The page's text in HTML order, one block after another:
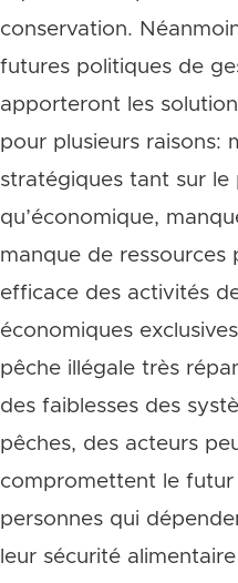
conservation.
futures politiques de
apporteront les
pour plusieurs raisons:
stratégiques tant sur le
qu’économique,
manque de ressources
efficace des activités
économiques
pêche illégale très
des faiblesses des
pêches, des acteurs
compromettent le futur
personnes qui
leur sécurité